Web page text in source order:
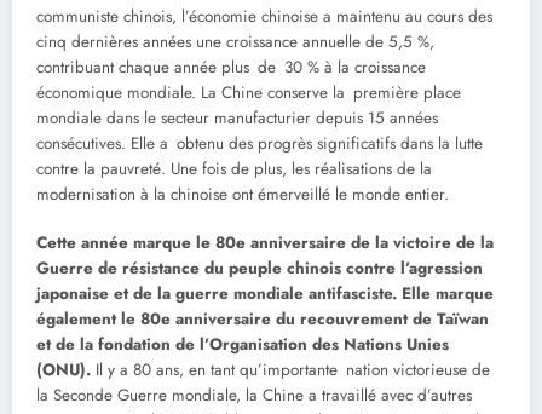
communiste chinois, l’économie chinoise a maintenu au cours des
cinq dernières années une croissance annuelle de 5,5 %,
contribuant chaque année plus de 30 % à la croissance
économique mondiale. La Chine conserve la première place
mondiale dans le secteur manufacturier depuis 15 années
consécutives. Elle a obtenu des progrès significatifs dans la lutte
contre la pauvreté. Une fois de plus, les réalisations de la
modernisation à la chinoise ont émerveillé le monde entier.
Cette année marque le 80e anniversaire de la victoire de la
Guerre de résistance du peuple chinois contre l’agression
japonaise et de la guerre mondiale antifasciste. Elle marque
également le 80e anniversaire du recouvrement de Taïwan
et de la fondation de l’Organisation des Nations Unies
(ONU). Il y a 80 ans, en tant qu’importante nation victorieuse de
la Seconde Guerre mondiale, la Chine a travaillé avec d’autres